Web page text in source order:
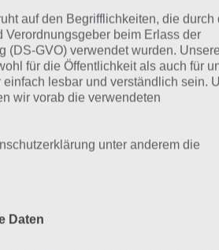
Road to be King
Eindruck von Road to be King
parat. Hierbei handelt es sich um
auf den Begrifflichkeiten, die durch
Verordnungsgeber beim Erlass der
(DS-GVO) verwendet wurden. Unsere
für die Öffentlichkeit als auch für
lesbar und verständlich sein.
wir vorab die verwendeten
unter anderem die
Daten